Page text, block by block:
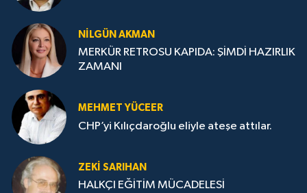
NILGÜN AKMAN
MERKÜR RETROSU KAPIDA: ŞİMDİ HAZIRLIK
ZAMANI
MEHMET YÜCEER
CHP’yi Kılıçdaroğlu eliyle ateşe attılar.
ZEKI SARIHAN
HALKÇI EĞİTİM MÜCADELESİ